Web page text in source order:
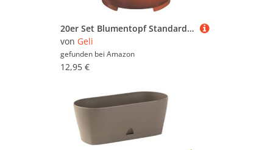
20er Set Blumentopf Standard 8 cm rund aus Kunststoff Sparpaket, Farbe:terracotta
von Geli
gefunden bei Amazon
12,95 €